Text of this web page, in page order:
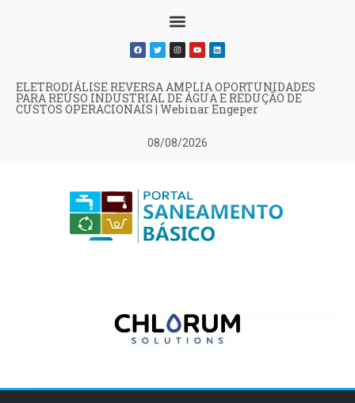
08/08/2026
ELETRODIÁLISE REVERSA AMPLIA OPORTUNIDADES
PARA REÚSO INDUSTRIAL DE ÁGUA E REDUÇÃO DE
CUSTOS OPERACIONAIS | Webinar Engeper